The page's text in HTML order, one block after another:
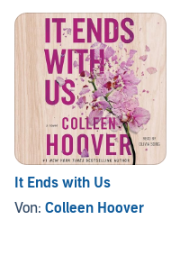
It Ends with Us
Von: Colleen Hoover